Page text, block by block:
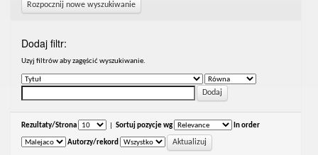
Rozpocznij nowe wyszukiwanie
Dodaj filtr:
Uzyj filtrów aby zagęścić wyszukiwanie.
Rezultaty/Strona Sortuj pozycje wg In order
Autorzy/rekord